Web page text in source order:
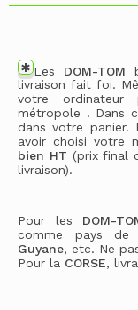
Les DOM-TOM
livraison fait foi.
votre
métropole ! Dans
dans votre panier.
avoir choisi votre
bien HT (prix final
livraison).
Pour les DOM-
comme pays de
Guyane, etc. Ne
Pour la CORSE,